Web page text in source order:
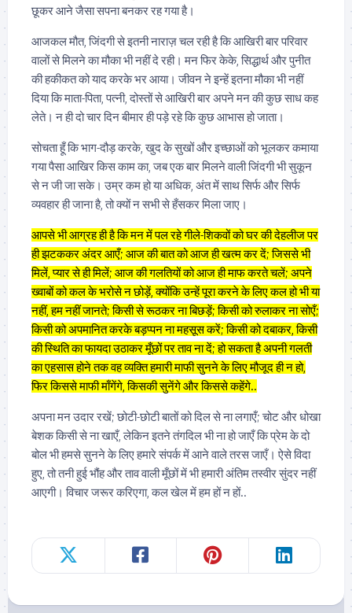
छूकर आने जैसा सपना बनकर रह गया है।
आजकल मौत, जिंदगी से इतनी नाराज़ चल रही है कि आखिरी बार परिवार
वालों से मिलने का मौका भी नहीं दे रही। मन फिर केके, सिद्धार्थ और पुनीत
की हकीकत को याद करके भर आया। जीवन ने इन्हें इतना मौका भी नहीं
दिया कि माता-पिता, पत्नी, दोस्तों से आखिरी बार अपने मन की कुछ साध कह
लेते। न ही दो चार दिन बीमार ही पड़े रहे कि कुछ आभास हो जाता।
सोचता हूँ कि भाग-दौड़ करके, खुद के सुखों और इच्छाओं को भूलकर कमाया
गया पैसा आखिर किस काम का, जब एक बार मिलने वाली जिंदगी भी सुकून
से न जी जा सके। उम्र कम हो या अधिक, अंत में साथ सिर्फ और सिर्फ
व्यवहार ही जाना है, तो क्यों न सभी से हँसकर मिला जाए।
आपसे भी आग्रह ही है कि मन में पल रहे गीले-शिकवों को घर की देहलीज पर
ही झटककर अंदर आएँ; आज की बात को आज ही खत्म कर दें; जिससे भी
मिलें, प्यार से ही मिलें; आज की गलतियों को आज ही माफ करते चलें; अपने
ख्वाबों को कल के भरोसे न छोड़ें, क्योंकि उन्हें पूरा करने के लिए कल हो भी या
नहीं, हम नहीं जानते; किसी से रूठकर ना बिछड़ें; किसी को रुलाकर ना सोएँ;
किसी को अपमानित करके बड़प्पन ना महसूस करें; किसी को दबाकर, किसी
की स्थिति का फायदा उठाकर मूँछों पर ताव ना दें; हो सकता है अपनी गलती
का एहसास होने तक वह व्यक्ति हमारी माफी सुनने के लिए मौजूद ही न हो,
फिर किससे माफी माँगेंगे, किसकी सुनेंगे और किससे कहेंगे..
अपना मन उदार रखें; छोटी-छोटी बातों को दिल से ना लगाएँ; चोट और धोखा
बेशक किसी से ना खाएँ, लेकिन इतने तंगदिल भी ना हो जाएँ कि प्रेम के दो
बोल भी हमसे सुनने के लिए हमारे संपर्क में आने वाले तरस जाएँ। ऐसे विदा
हुए, तो तनी हुई भौंह और ताव वाली मूँछों में भी हमारी अंतिम तस्वीर सुंदर नहीं
आएगी। विचार जरूर करिएगा, कल खेल में हम हों न हों..